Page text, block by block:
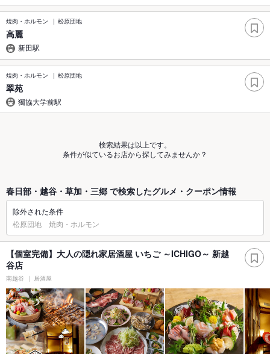
焼肉・ホルモン 松原団地
高麗
新田駅
焼肉・ホルモン 松原団地
翠苑
獨協大学前駅
検索結果は以上です。
条件が似ているお店から探してみませんか？
春日部・越谷・草加・三郷 で検索したグルメ・クーポン情報
除外された条件
松原団地 焼肉・ホルモン
【個室完備】大人の隠れ家居酒屋 いちご ～ICHIGO～ 新越
谷店
南越谷 居酒屋